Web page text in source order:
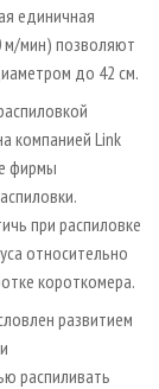
единичная
м/мин) позволяют
до 42 см.
компанией Link
фирмы
при распиловке
относительно
короткомера.
развитием
распиливать